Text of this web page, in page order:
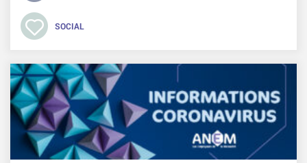
SOCIAL